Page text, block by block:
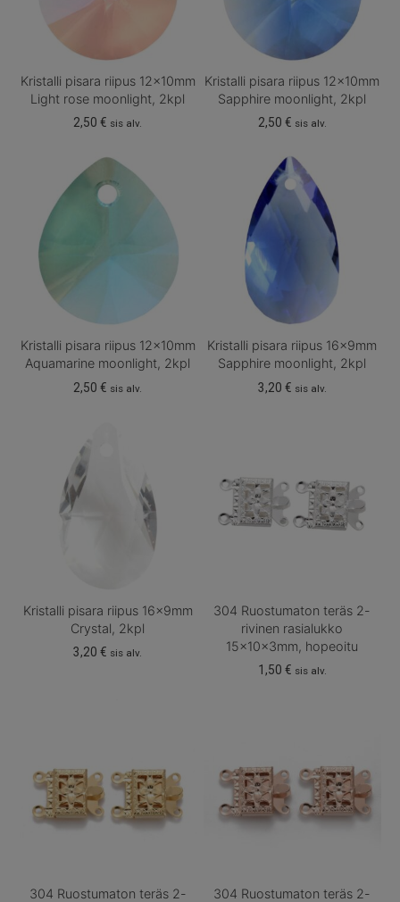
Kristalli pisara riipus 12x10mm
Light rose moonlight, 2kpl
2,50€ sis alv.
Kristalli pisara riipus 12x10mm
Sapphire moonlight, 2kpl
2,50 € sis alv.
Kristalli pisara riipus 12x10mm
Aquamarine moonlight, 2kpl
2,50€ sis alv.
Kristalli pisara riipus 16x9mm
Sapphire moonlight, 2kpl
3,20 € sis alv.
Kristalli pisara riipus 16x9mm
Crystal, 2kpl
3,20€ sis alv.
304 Ruostumaton teräs 2-
rivinen rasialukko
15x10x3mm, hopeoitu
1,50 € sis alv.
304 Ruostumaton teräs 2-
304 Ruostumaton teräs 2-